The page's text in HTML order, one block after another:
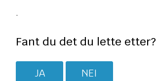
.
Fant du det du lette etter?
JA NEI